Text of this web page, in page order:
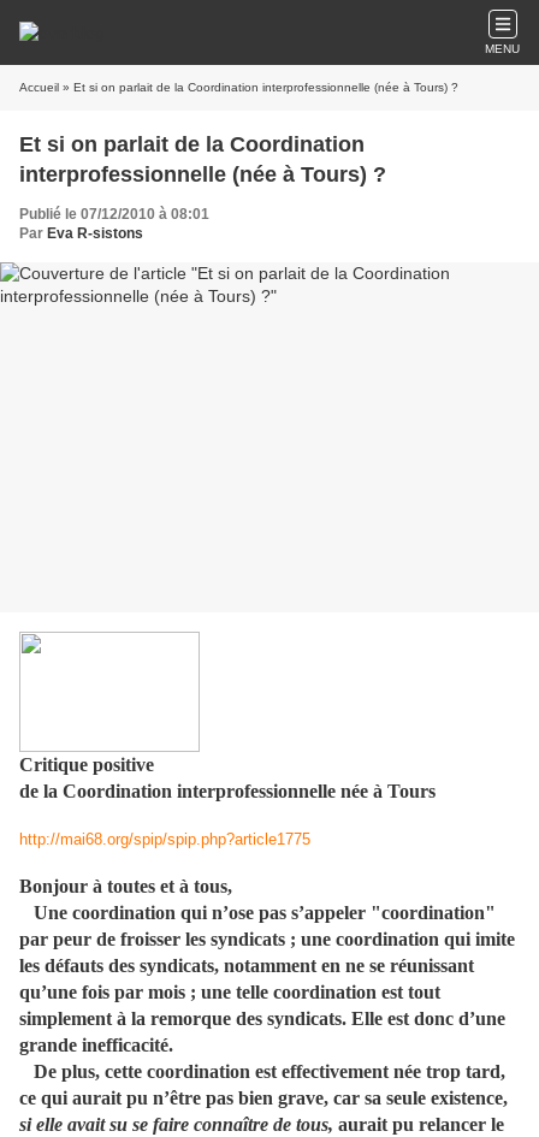
MENU
Accueil » Et si on parlait de la Coordination interprofessionnelle (née à Tours) ?
Et si on parlait de la Coordination
interprofessionnelle (née à Tours) ?
Publié le 07/12/2010 à 08:01
Par Eva R-sistons
Critique positive
de la Coordination interprofessionnelle née à Tours
http://mai68.org/spip/spip.php?article1775
Bonjour à toutes et à tous,
Une coordination qui n’ose pas s’appeler "coordination"
par peur de froisser les syndicats ; une coordination qui imite
les défauts des syndicats, notamment en ne se réunissant
qu’une fois par mois ; une telle coordination est tout
simplement à la remorque des syndicats. Elle est donc d’une
grande inefficacité.
De plus, cette coordination est effectivement née trop tard,
ce qui aurait pu n’être pas bien grave, car sa seule existence,
si elle avait su se faire connaître de tous, aurait pu relancer le